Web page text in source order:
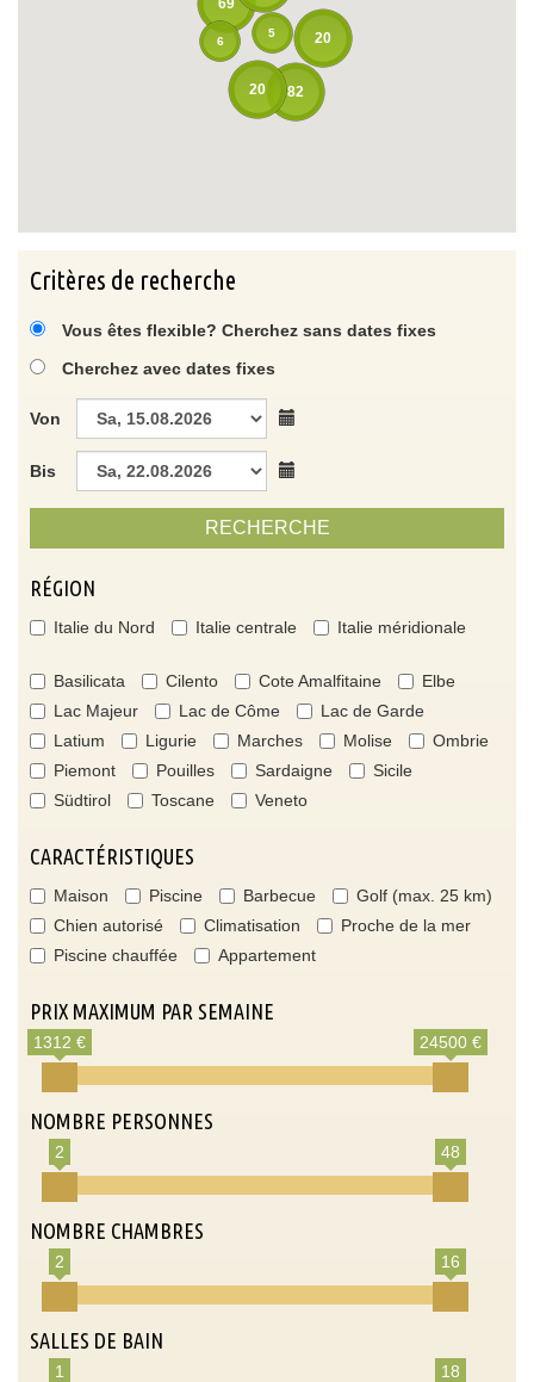
69
82
20
5
6
20
Critères de recherche
Vous êtes flexible? Cherchez sans dates fixes
Cherchez avec dates fixes
Von
Bis
RECHERCHE
RÉGION
Italie du Nord Italie centrale Italie méridionale
Basilicata Cilento Cote Amalfitaine
Elbe
Lac Majeur
Lac de Côme
Lac de Garde
Latium
Ligurie Marches Molise
Ombrie
Piemont
Pouilles Sardaigne
Sicile
Südtirol
Toscane Veneto
CARACTÉRISTIQUES
Maison Piscine Barbecue
Golf (max. 25 km)
Chien autorisé
Climatisation
Proche de la mer
Piscine chauffée
Appartement
PRIX MAXIMUM PAR SEMAINE
1312 € 24500 €
NOMBRE PERSONNES
2 48
NOMBRE CHAMBRES
2 16
SALLES DE BAIN
1 18